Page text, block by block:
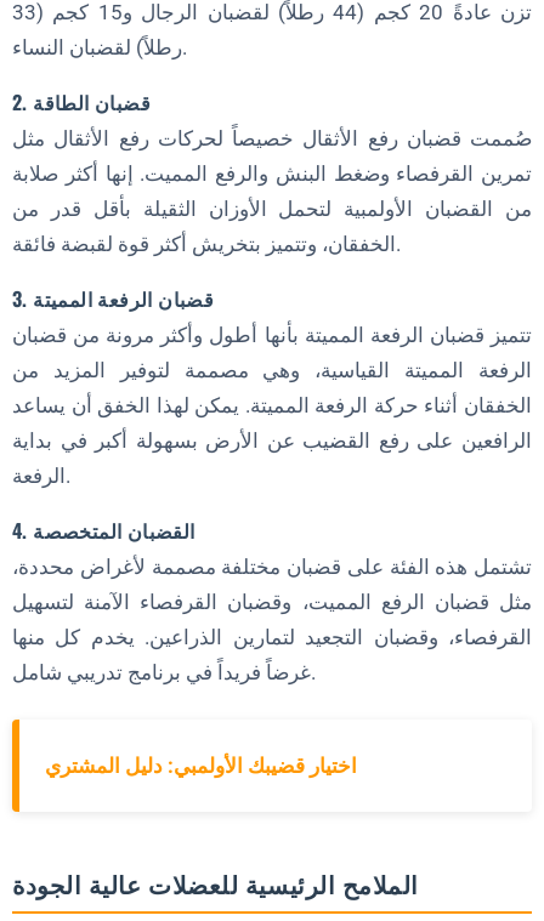
3. الميزانية
أهمية خدمة الحديد المناسبة
1. السلامة
2. الأداء
3. طول العمر
4. النظافة الصحية
خيارات خدمة الحديد الاحترافية
1. خدمات إعادة التجعيد
2. استبدال الجلبة/المحمل
الخلاصة: الاستثمار في الجودة والصيانة
هل أنت مستعد للارتقاء بتدريباتك مع الحديد الممتاز؟
تزن عادةً 20 كجم (44 رطلاً) لقضبان الرجال و15 كجم (33
رطلاً) لقضبان النساء.
2. قضبان الطاقة
صُممت قضبان رفع الأثقال خصيصاً لحركات رفع الأثقال مثل
تمرين القرفصاء وضغط البنش والرفع المميت. إنها أكثر صلابة
من القضبان الأولمبية لتحمل الأوزان الثقيلة بأقل قدر من
الخفقان، وتتميز بتخريش أكثر قوة لقبضة فائقة.
3. قضبان الرفعة المميتة
تتميز قضبان الرفعة المميتة بأنها أطول وأكثر مرونة من قضبان
الرفعة المميتة القياسية، وهي مصممة لتوفير المزيد من
الخفقان أثناء حركة الرفعة المميتة. يمكن لهذا الخفق أن يساعد
الرافعين على رفع القضيب عن الأرض بسهولة أكبر في بداية
الرفعة.
4. القضبان المتخصصة
تشتمل هذه الفئة على قضبان مختلفة مصممة لأغراض محددة،
مثل قضبان الرفع المميت، وقضبان القرفصاء الآمنة لتسهيل
القرفصاء، وقضبان التجعيد لتمارين الذراعين. يخدم كل منها
غرضاً فريداً في برنامج تدريبي شامل.
اختيار قضيبك الأولمبي: دليل المشتري
الملامح الرئيسية للعضلات عالية الجودة